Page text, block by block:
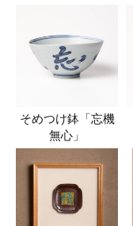
そめつけ鉢「忘機
無心」